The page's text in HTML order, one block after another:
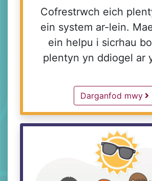
Cofrestrwch eich
ein system ar-lein.
ein helpu i sicrhau
plentyn yn ddiogel ar
Blog -
Darganfod mwy